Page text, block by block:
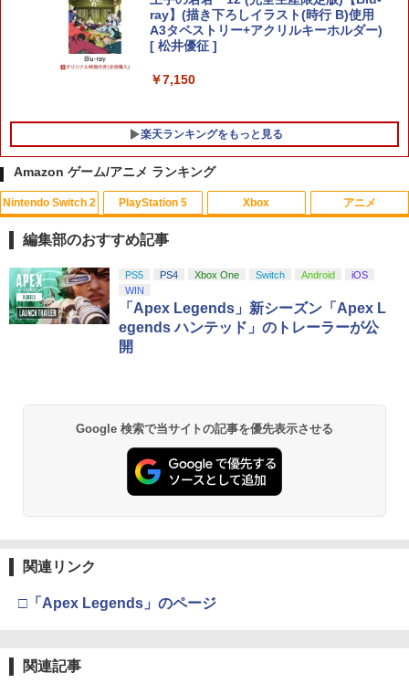
￥2,880
Nintendo Switch 2 ACアダプター
ray】(描き下ろしイラスト(時行 B)使用
A3タペストリー+アクリルキーホルダー)
[ 松井優征 ]
￥7,150
楽天ランキングをもっと見る
Amazon ゲーム/アニメ ランキング
Nintendo Switch 2
1
スプラトゥーン レイダース|オンライン
￥5,832
2 スプラトゥーン レイダース -Switch2
￥6,449
PlayStation 5
1
PlayStation 5 デジタル・エディション
ese only (CFI-2200B01)
2
Beast of Reincarnation -PS5 【特典】
プロダクトコード 封入
￥7,286
Xbox
1
【純正品】Xbox ワイヤレス コントロー
￥8,300
ラー (ロボット ホワイト)
￥7,681
ラー (カーボンブラック)
アニメ
1
劇場版「鬼滅の刃」無限城編 第一章 猗
￥3,982
2
劇場版「鬼滅の刃」無限城編 第一章 猗
窩座再来 通常版 [DVD]
￥3,523
カー特典:【坤と離】二振りの剣、十翼よ
り来たる！スタジオ描き下ろしイラスト
編集部のおすすめ記事
PS5 PS4 Xbox One Switch Android
iOS
WIN
「Apex Legends」新シーズン「Apex L
egends ハンテッド」のトレーラーが公
開
Google 検索で当サイトの記事を優先表示させる
関連リンク
□「Apex Legends」のページ
関連記事